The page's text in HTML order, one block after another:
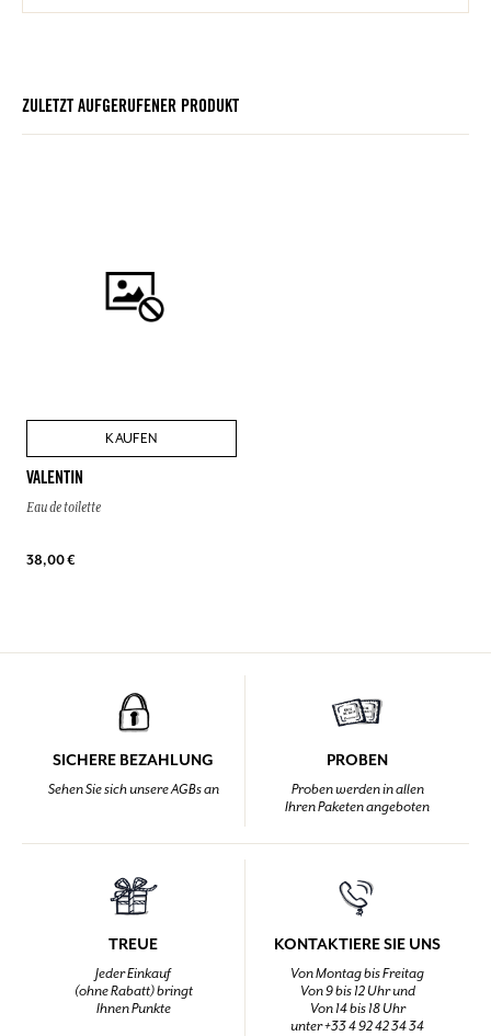
ZULETZT AUFGERUFENER PRODUKT
KAUFEN
VALENTIN
Eau de toilette
38,00 €
SICHERE BEZAHLUNG
Sehen Sie sich unsere AGBs an
PROBEN
Proben werden in allen
Ihren Paketen angeboten
TREUE
Jeder Einkauf
(ohne Rabatt) bringt
Ihnen Punkte
KONTAKTIERE SIE UNS
Von Montag bis Freitag
Von 9 bis 12 Uhr und
Von 14 bis 18 Uhr
unter +33 4 92 42 34 34